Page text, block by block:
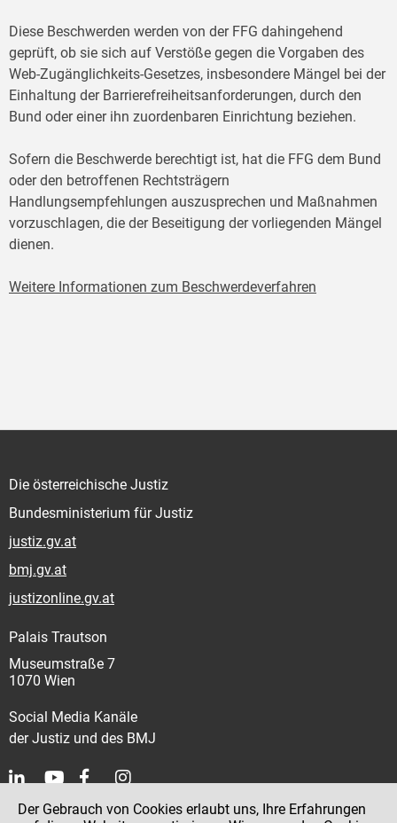
Diese Beschwerden werden von der FFG dahingehend
geprüft, ob sie sich auf Verstöße gegen die Vorgaben des
Web-Zugänglichkeits-Gesetzes, insbesondere Mängel bei der
Einhaltung der Barrierefreiheitsanforderungen, durch den
Bund oder einer ihn zuordenbaren Einrichtung beziehen.
Sofern die Beschwerde berechtigt ist, hat die FFG dem Bund
oder den betroffenen Rechtsträgern
Handlungsempfehlungen auszusprechen und Maßnahmen
vorzuschlagen, die der Beseitigung der vorliegenden Mängel
dienen.
Weitere Informationen zum Beschwerdeverfahren
Die österreichische Justiz
Bundesministerium für Justiz
justiz.gv.at
bmj.gv.at
justizonline.gv.at
Palais Trautson
Museumstraße 7
1070 Wien
Social Media Kanäle
der Justiz und des BMJ
Kontakt
Der Gebrauch von Cookies erlaubt uns, Ihre Erfahrungen